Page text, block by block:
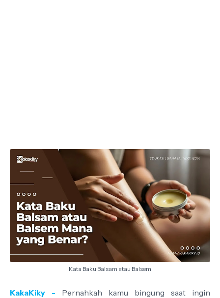
Kata Baku Balsam atau Balsem
KakaKiky -
Pernahkah kamu bingung saat ingin